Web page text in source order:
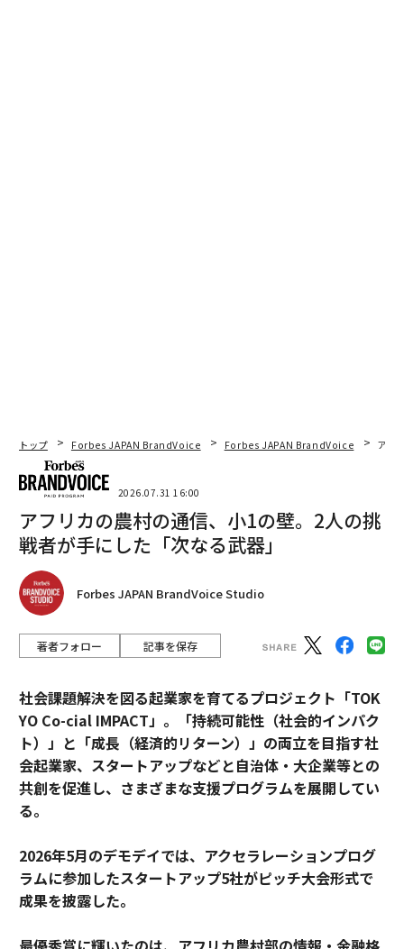
トップ Forbes JAPAN BrandVoice Forbes JAPAN BrandVoice アフ
2026.07.31 16:00
アフリカの農村の通信、小1の壁。2人の挑
戦者が手にした「次なる武器」
Forbes JAPAN BrandVoice Studio
著者フォロー 記事を保存
社会課題解決を図る起業家を育てるプロジェクト「TOK
YO Co-cial IMPACT」。
「持続可能性（社会的インパク
ト）」と「成長（経済的リターン）」の両立を目指す社
会起業家、スタートアップなどと自治体・大企業等との
共創を促進し、さまざまな支援プログラムを展開してい
る。
2026年5月のデモデイでは、アクセラレーションプログ
ラムに参加したスタートアップ5社がピッチ大会形式で
成果を披露した。